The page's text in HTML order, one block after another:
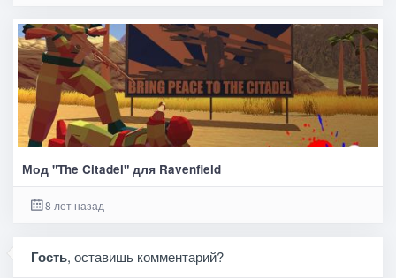
Мод "The Citadel" для Ravenfield
8 лет назад
Гость, оставишь комментарий?